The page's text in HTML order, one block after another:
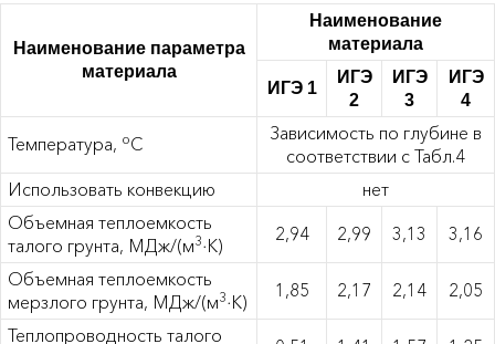
Наименование параметра
материала
Наименование
материала
ИГЭ 1
ИГЭ
2
ИГЭ
3
ИГЭ
4
Температура, оС
Зависимость по глубине в
соответствии с Табл.4
Использовать конвекцию
нет
Объемная теплоемкость
талого грунта, МДж/(м3∙К)
2,94 2,99 3,13 3,16
Объемная теплоемкость
мерзлого грунта, МДж/(м3∙К)
1,85 2,17 2,14 2,05
Теплопроводность талого